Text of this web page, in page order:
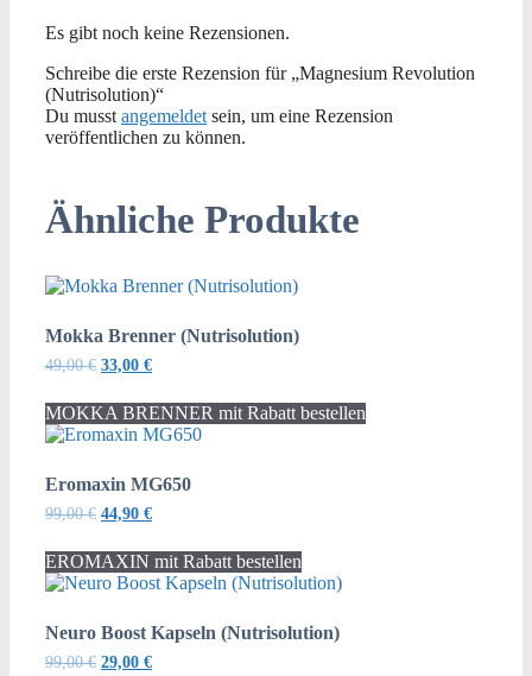
Es gibt noch keine Rezensionen.
Schreibe die erste Rezension für „Magnesium Revolution
(Nutrisolution)“
Du musstangemeldetsein, um eine Rezension
veröffentlichen zu können.
Ähnliche Produkte
Mokka Brenner (Nutrisolution)
49,00€ Ursprünglicher
war:
49,00 €
33,00 €Aktueller
ist:
33,00 €.
MOKKA BRENNER mit Rabatt bestellen
Eromaxin MG650
99,00€ Ursprünglicher
war:
99,00 €
44,90 €Aktueller
ist:
44,90 €.
EROMAXIN mit Rabatt bestellen
Neuro Boost Kapseln (Nutrisolution)
99,00€ Ursprünglicher
29,00 €Aktueller